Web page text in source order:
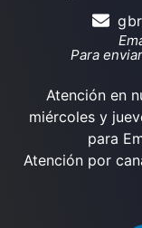
Para
Atención en
miércoles y
para
Atención por